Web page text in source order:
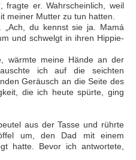
fragte er. Wahrscheinlich, weil
meiner Mutter zu tun hatten.
du kennst sie ja. Mamá
und schwelgt in ihren Hippie-
wärmte meine Hände an der
ich auf die seichten
Geräusch an die Seite des
die ich heute spürte, ging
aus der Tasse und rührte
um, den Dad mit einem
hatte. Bevor ich antwortete,